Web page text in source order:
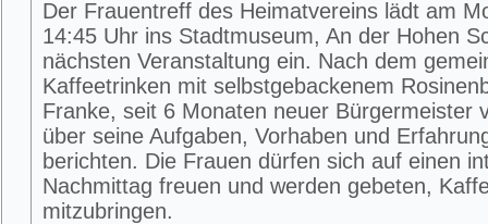
Der Frauentreff des Heimatvereins lädt am
14:45 Uhr ins Stadtmuseum, An der Hohen
nächsten Veranstaltung ein. Nach dem
Kaffeetrinken mit selbstgebackenem
Franke, seit 6 Monaten neuer Bürgermeister
über seine Aufgaben, Vorhaben und
berichten. Die Frauen dürfen sich auf einen
Nachmittag freuen und werden gebeten,
mitzubringen.